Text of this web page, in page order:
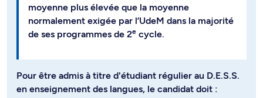
moyenne plus élevée que la moyenne
normalement exigée par l’UdeM dans la majorité
de ses programmes de 2e cycle.
Pour être admis à titre d'étudiant régulier au D.E.S.S.
en enseignement des langues, le candidat doit :